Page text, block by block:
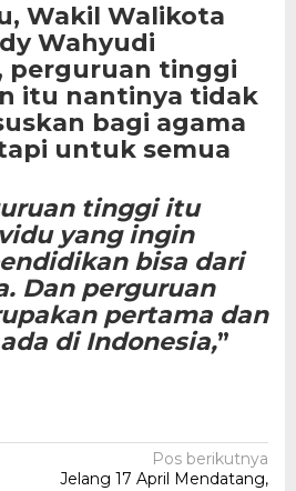
Wakil Walikota
Wahyudi
perguruan tinggi
itu nantinya tidak
bagi agama
untuk semua
tinggi itu
yang ingin
bisa dari
Dan perguruan
pertama dan
di Indonesia,”
Pos berikutnya
Jelang 17 April Mendatang,